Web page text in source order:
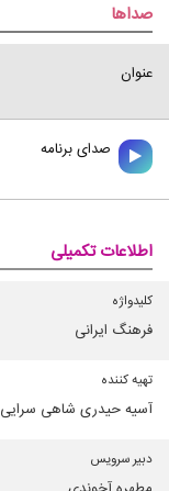
صداها
عنوان
صدای برنامه
اطلاعات تکمیلی
كلیدواژه
فرهنگ ایرانی
تهیه كننده
آسیه حیدری شاهی سرایی
دبیر سرویس